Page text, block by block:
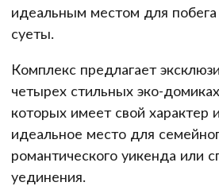
идеальным местом для побега
суеты.
Комплекс предлагает
четырех стильных эко-
которых имеет свой характер
идеальное место для
романтического уикенда или
уединения.